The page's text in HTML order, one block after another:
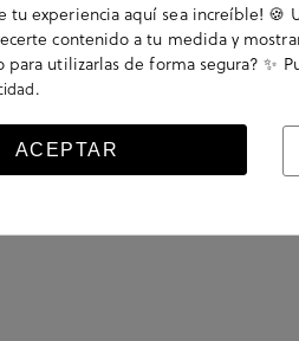
con cordones. La plantilla no es extraible.
tu experiencia aquí sea increíble! 🍪
contenido a tu medida y
utilizarlas de forma segura? ✨
.
ACEPTAR